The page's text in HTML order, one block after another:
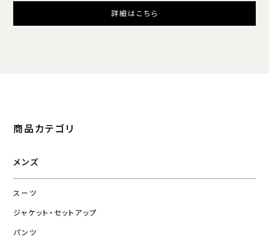
詳細はこちら
商品カテゴリ
メンズ
スーツ
ジャケット・セットアップ
パンツ